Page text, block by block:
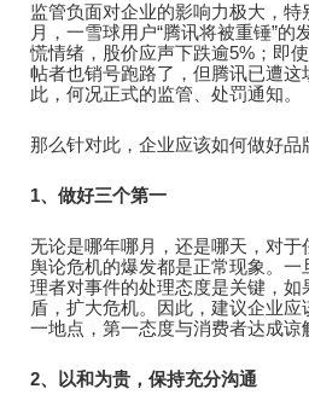
监管负面对企业的影响力极大，特
月，一雪球用户“腾讯将被重锤”的
慌情绪，股价应声下跌逾5%；即
帖者也销号跑路了，但腾讯已遭这
此，何况正式的监管、处罚通知。
那么针对此，企业应该如何做好品
1、做好三个第一
无论是哪年哪月，还是哪天，对
舆论危机的爆发都是正常现象。一
理者对事件的处理态度是关键，
盾，扩大危机。因此，建议企业
一地点，第一态度与消费者达成谅
2、以和为贵，保持充分沟通